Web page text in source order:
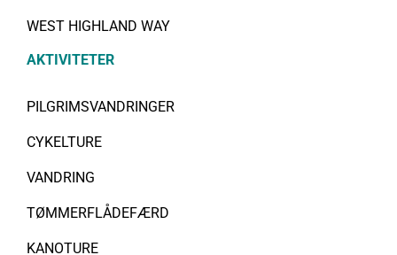
WEST HIGHLAND WAY
AKTIVITETER
PILGRIMSVANDRINGER
CYKELTURE
VANDRING
TØMMERFLÅDEFÆRD
KANOTURE